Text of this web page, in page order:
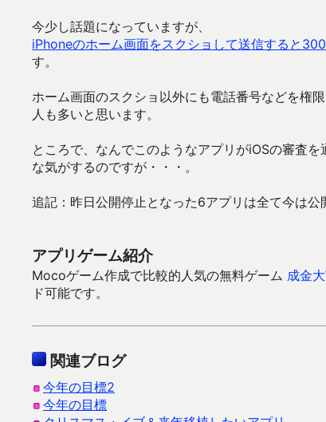
今少し話題になっていますが、
iPhoneのホーム画面をスクショして送信すると
す。
ホーム画面のスクショ以外にも電話番号などを権
人も多いと思います。
ところで、なんでこのようなアプリがiOSの審査
な気がするのですが・・・。
追記：昨日公開停止となった6アプリは全て今は公
アプリゲーム紹介
Mocoゲーム作成で比較的人気の無料ゲーム 成金
ド可能です。
関連ブログ
今年の目標2
今年の目標